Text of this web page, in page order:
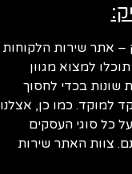
אתר שירות הלקוחות
למצוא מגוון
בכדי לחסוך
למוקד. כמו כן, אצלנו
כל סוגי העסקים
צוות האתר שירות